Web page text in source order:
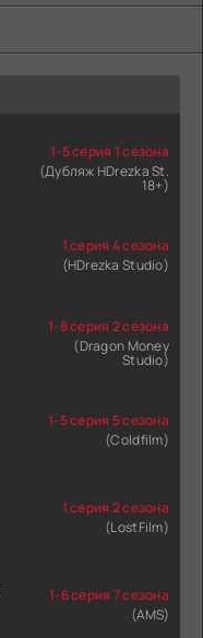
1-5 серия 1 сезона
(Дубляж HDrezka St.
18+)
1 серия 4 сезона
(HDrezka Studio)
1-8 серия 2 сезона
(Dragon Money
Studio)
1-5 серия 5 сезона
(Coldfilm)
1 серия 2 сезона
(LostFilm)
1-6 серия 7 сезона
(AMS)